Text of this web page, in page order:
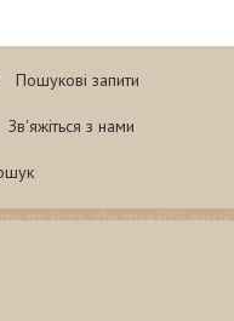
Пошукові запити
Зв'яжіться з нами